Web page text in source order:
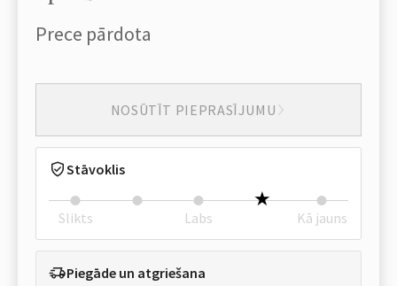
Prece pārdota
NOSŪTĪT PIEPRASĪJUMU
Stāvoklis
Slikts Labs Kā jauns
Piegāde un atgriešana